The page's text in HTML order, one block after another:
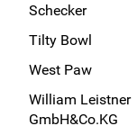
Schecker
Tilty Bowl
West Paw
William Leistner
GmbH&Co.KG